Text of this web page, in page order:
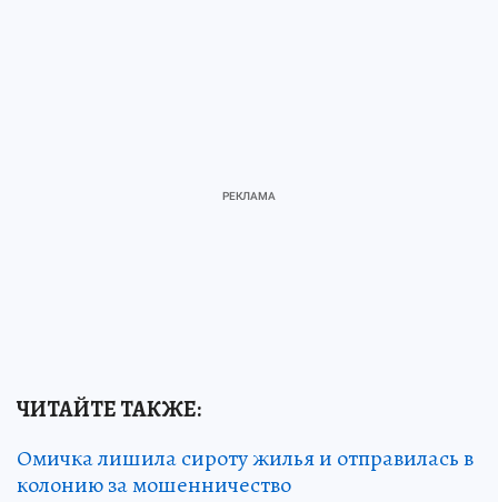
ЧИТАЙТЕ ТАКЖЕ:
Омичка лишила сироту жилья и отправилась в
колонию за мошенничество